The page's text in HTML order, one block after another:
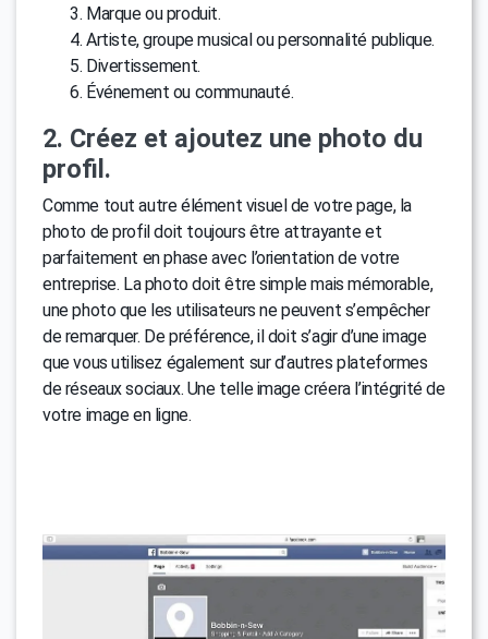
Marque ou produit.
Artiste, groupe musical ou personnalité publique.
Divertissement.
Événement ou communauté.
2. Créez et ajoutez une photo du
profil.
Comme tout autre élément visuel de votre page, la
photo de profil doit toujours être attrayante et
parfaitement en phase avec l’orientation de votre
entreprise. La photo doit être simple mais mémorable,
une photo que les utilisateurs ne peuvent s’empêcher
de remarquer. De préférence, il doit s’agir d’une image
que vous utilisez également sur d’autres plateformes
de réseaux sociaux. Une telle image créera l’intégrité de
votre image en ligne.